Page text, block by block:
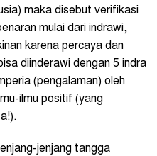
maka disebut verifikasi
mulai dari indrawi,
karena percaya dan
diinderawi dengan 5 indra
(pengalaman) oleh
ilmu positif (yang
jenjang tangga